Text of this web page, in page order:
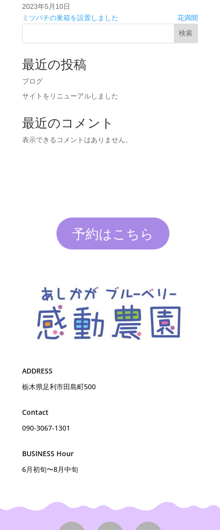
2023年5月10日
ミツバチの巣箱を設置しました
花満開
検索
最近の投稿
ブログ
サイトをリニューアルしました
最近のコメント
表示できるコメントはありません。
予約はこちら
ADDRESS
栃木県足利市田島町500
Contact
090-3067-1301
BUSINESS Hour
6月初旬〜8月中旬